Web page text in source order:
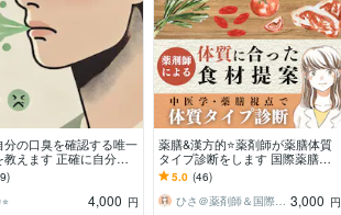
分の口臭を確認する唯一
えます 正確に自分の
出来る方法は一つしか
。
4,000 円
薬膳&漢方的⭐️薬剤師が薬膳体質
タイプ診断をします 国際薬膳師
がおすすめ食材提案⭐️食生活改善
も◎健康相談も❗️
5.0 (46)
ひさ＠薬剤師＆国際薬膳師 3,000 円